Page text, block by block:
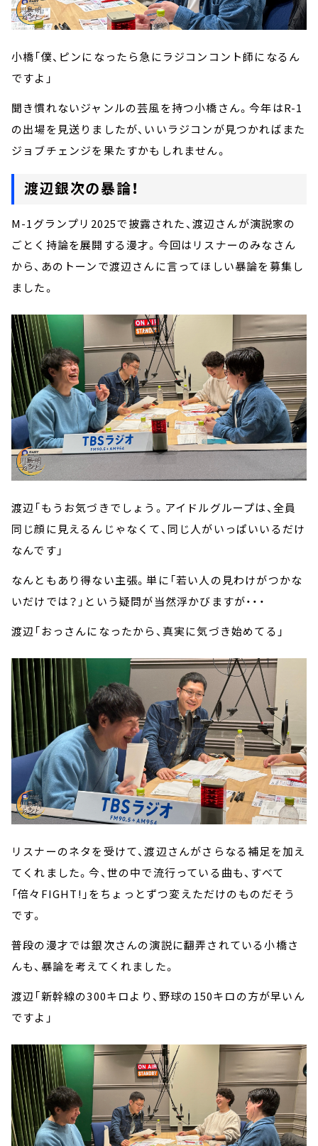
小橋「僕、ピンになったら急にラジコンコント師になるん
ですよ」
聞き慣れないジャンルの芸風を持つ小橋さん。今年はR-1
の出場を見送りましたが、いいラジコンが見つかればまた
ジョブチェンジを果たすかもしれません。
渡辺銀次の暴論！
M-1グランプリ2025で披露された、渡辺さんが演説家の
ごとく持論を展開する漫才。今回はリスナーのみなさん
から、あのトーンで渡辺さんに言ってほしい暴論を募集し
ました。
渡辺「もうお気づきでしょう。アイドルグループは、全員
同じ顔に見えるんじゃなくて、同じ人がいっぱいいるだけ
なんです」
なんともあり得ない主張。単に「若い人の見わけがつかな
いだけでは？」という疑問が当然浮かびますが・・・
渡辺「おっさんになったから、真実に気づき始めてる」
リスナーのネタを受けて、渡辺さんがさらなる補足を加え
てくれました。今、世の中で流行っている曲も、すべて
「倍々FIGHT!」をちょっとずつ変えただけのものだそう
です。
普段の漫才では銀次さんの演説に翻弄されている小橋さ
んも、暴論を考えてくれました。
渡辺「新幹線の300キロより、野球の150キロの方が早いん
ですよ」